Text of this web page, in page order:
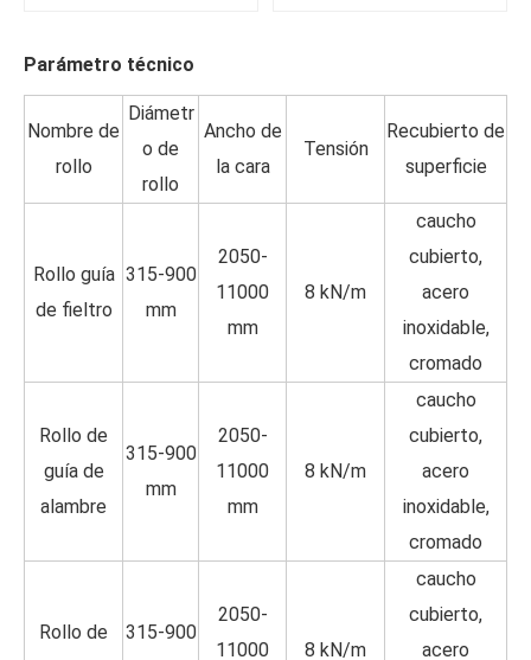
Parámetro técnico
Nombre de
rollo
Diámetr
o de
rollo
Ancho de
la cara
Tensión
Recubierto de
superficie
Rollo guía
de fieltro
315-900
mm
2050-
11000
mm
8 kN/m
caucho
cubierto,
acero
inoxidable,
cromado
Rollo de
guía de
alambre
315-900
mm
2050-
11000
mm
8 kN/m
caucho
cubierto,
acero
inoxidable,
cromado
Rollo de
315-900
2050-
11000
8 kN/m
caucho
cubierto,
acero